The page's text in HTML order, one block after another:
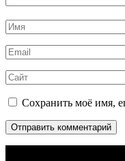
Имя
*
Email
*
Сайт
Сохранить моё имя,